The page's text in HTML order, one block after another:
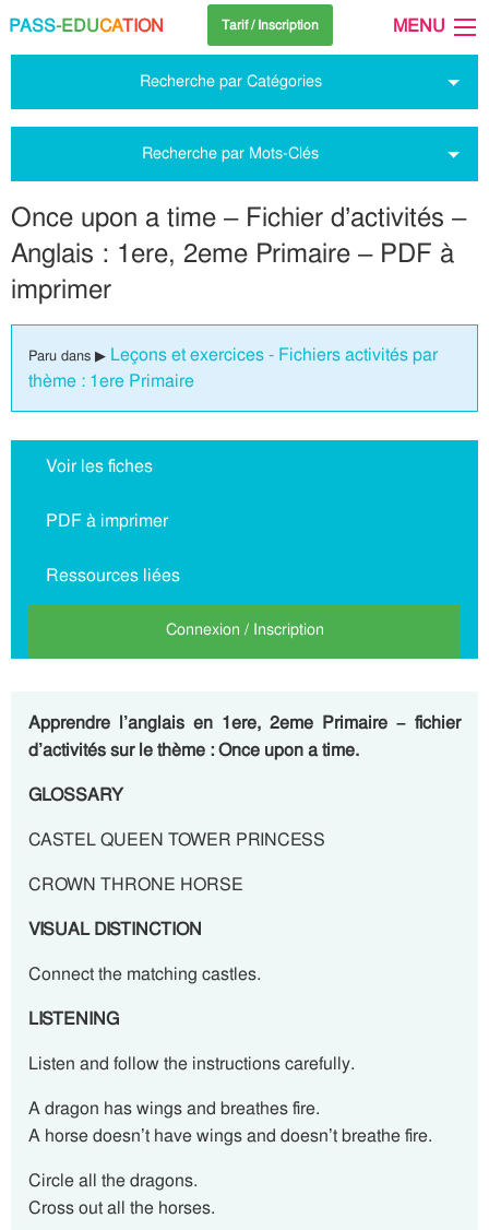
PASS-EDUCATION Tarif / Inscription MENU
Recherche par Catégories
Recherche par Mots-Clés
Once upon a time – Fichier d’activités –
Anglais : 1ere, 2eme Primaire – PDF à
imprimer
Paru dans ▶ Leçons et exercices - Fichiers activités par
thème : 1ere Primaire
Voir les fiches
PDF à imprimer
Ressources liées
Connexion / Inscription
Apprendre l’anglais en 1ere, 2eme Primaire – fichier
d’activités sur le thème : Once upon a time.
GLOSSARY
CASTEL QUEEN TOWER PRINCESS
CROWN THRONE HORSE
VISUAL DISTINCTION
Connect the matching castles.
LISTENING
Listen and follow the instructions carefully.
A dragon has wings and breathes fire.
A horse doesn’t have wings and doesn’t breathe fire.
Circle all the dragons.
Cross out all the horses.